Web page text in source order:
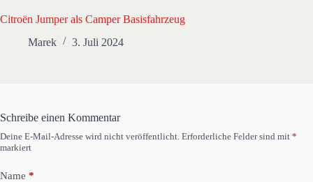
Citroën Jumper als Camper Basisfahrzeug
Marek
3. Juli 2024
Schreibe einen Kommentar
Deine E-Mail-Adresse wird nicht veröffentlicht. Erforderliche Felder sind mit *
markiert
Name *